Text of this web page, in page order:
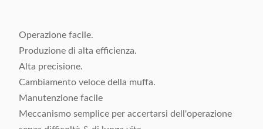
Operazione facile.
Produzione di alta efficienza.
Alta precisione.
Cambiamento veloce della muffa.
Manutenzione facile
Meccanismo semplice per accertarsi dell'operazione